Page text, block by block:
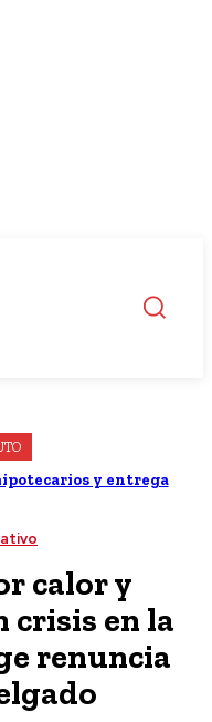
y entrega
calor y
crisis en la
renuncia